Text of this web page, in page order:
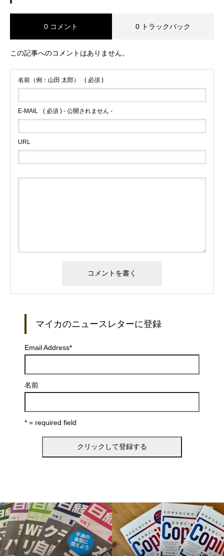
0 コメント 0 トラックバック
この記事へのコメントはありません。
名前（例：山田 太郎） ( 必須 )
E-MAIL ( 必須 ) - 公開されません -
URL
マイカのニュースレターに登録
Email Address*
名前
* = required field